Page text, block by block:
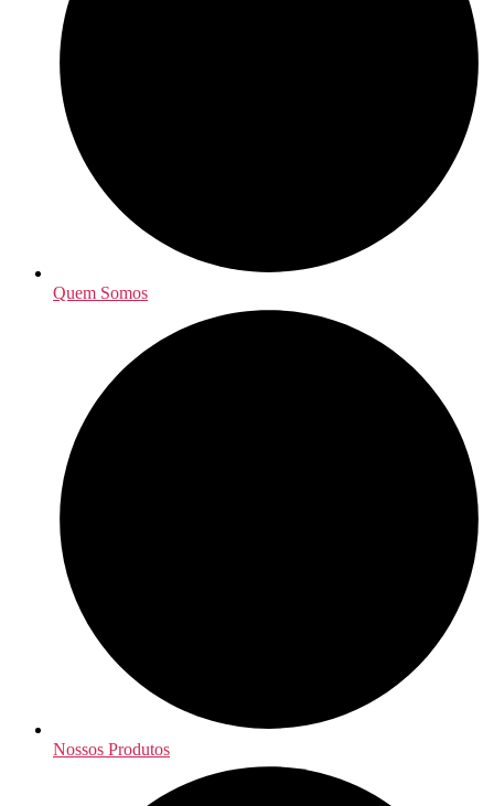
Quem Somos
Nossos Produtos